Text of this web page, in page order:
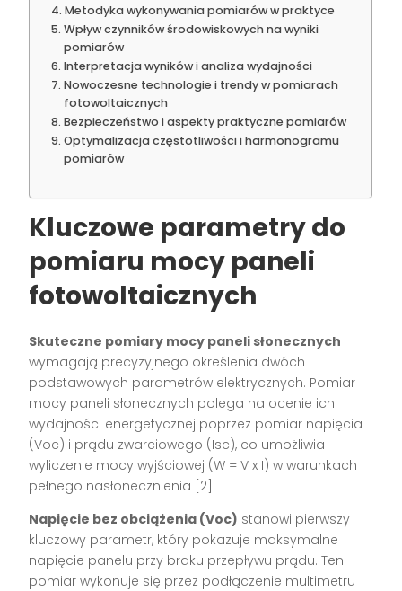
Metodyka wykonywania pomiarów w praktyce
Wpływ czynników środowiskowych na wyniki
pomiarów
Interpretacja wyników i analiza wydajności
Nowoczesne technologie i trendy w pomiarach
fotowoltaicznych
Bezpieczeństwo i aspekty praktyczne pomiarów
Optymalizacja częstotliwości i harmonogramu
pomiarów
Kluczowe parametry do
pomiaru mocy paneli
fotowoltaicznych
Skuteczne pomiary mocy paneli słonecznych
wymagają precyzyjnego określenia dwóch
podstawowych parametrów elektrycznych. Pomiar
mocy paneli słonecznych polega na ocenie ich
wydajności energetycznej poprzez pomiar napięcia
(Voc) i prądu zwarciowego (Isc), co umożliwia
wyliczenie mocy wyjściowej (W = V x I) w warunkach
pełnego nasłonecznienia [2].
Napięcie bez obciążenia (Voc) stanowi pierwszy
kluczowy parametr, który pokazuje maksymalne
napięcie panelu przy braku przepływu prądu. Ten
pomiar wykonuje się przez podłączenie multimetru